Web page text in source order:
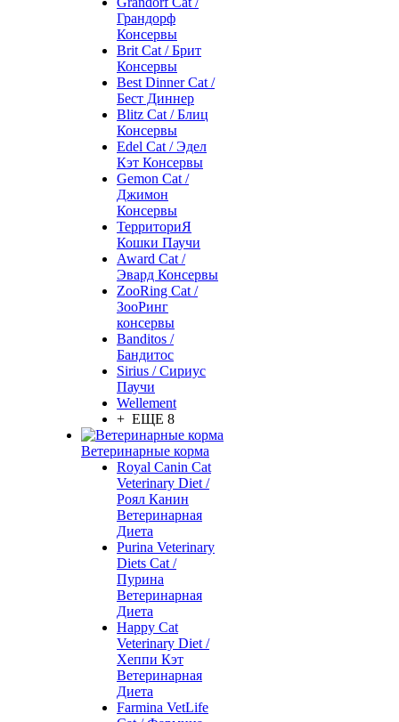
Грандорф
Консервы
Brit Cat / Брит
Консервы
Best Dinner Cat /
Бест Диннер
Blitz Cat / Блиц
Консервы
Edel Cat / Эдел
Кэт Консервы
Gemon Cat /
Джимон
Консервы
ТерриториЯ
Кошки Паучи
Award Cat /
Эвард Консервы
ZooRing Cat /
ЗооРинг
консервы
Banditos /
Бандитос
Sirius / Сириус
Паучи
Wellement
+ ЕЩЕ 8
Ветеринарные корма
Royal Canin Cat
Veterinary Diet /
Роял Канин
Ветеринарная
Диета
Purina Veterinary
Diets Cat /
Пурина
Ветеринарная
Диета
Happy Cat
Veterinary Diet /
Хеппи Кэт
Ветеринарная
Диета
Farmina VetLife